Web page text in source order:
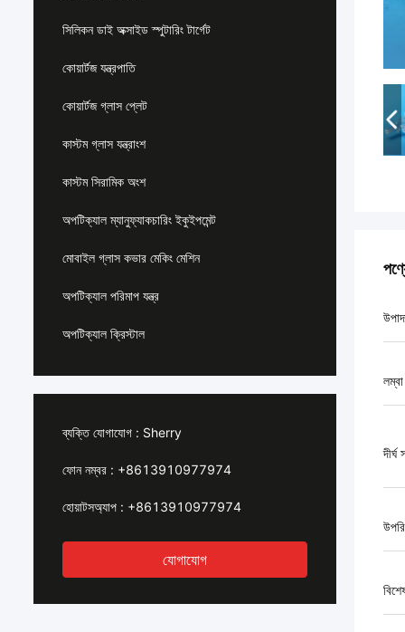
সিলিকন ডাই অক্সাইড স্পুটারিং টার্গেট
কোয়ার্টজ যন্ত্রপাতি
কোয়ার্টজ গ্লাস প্লেট
কাস্টম গ্লাস যন্ত্রাংশ
কাস্টম সিরামিক অংশ
অপটিক্যাল ম্যানুফ্যাকচারিং ইকুইপমেন্ট
মোবাইল গ্লাস কভার মেকিং মেশিন
অপটিক্যাল পরিমাপ যন্ত্র
অপটিক্যাল ক্রিস্টাল
ব্যক্তি যোগাযোগ : Sherry
ফোন নম্বর : +8613910977974
হোয়াটসঅ্যাপ : +8613910977974
যোগাযোগ
লম্বা